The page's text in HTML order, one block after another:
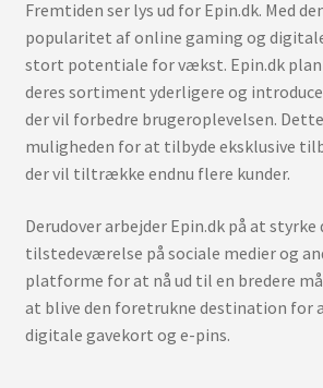
Fremtiden ser lys ud for Epin.dk. Med
popularitet af online gaming og
stort potentiale for vækst. Epin.dk
deres sortiment yderligere og
der vil forbedre brugeroplevelsen.
muligheden for at tilbyde eksklusive
der vil tiltrække endnu flere kunder.
Derudover arbejder Epin.dk på at styrke
tilstedeværelse på sociale medier og
platforme for at nå ud til en bredere
at blive den foretrukne destination for
digitale gavekort og e-pins.